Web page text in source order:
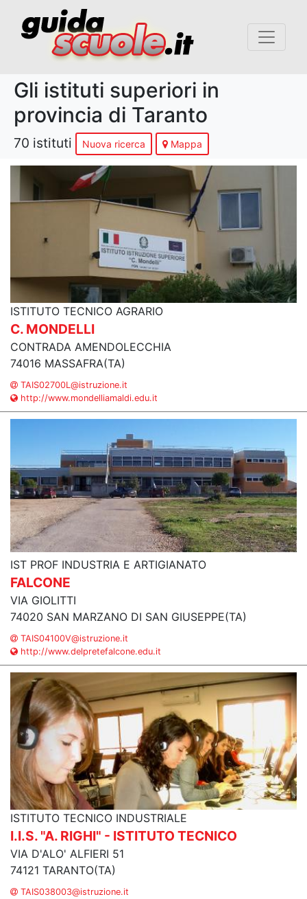
Gli istituti superiori in
provincia di Taranto
70 istituti Nuova ricerca Mappa
ISTITUTO TECNICO AGRARIO
C. MONDELLI
CONTRADA AMENDOLECCHIA
74016 MASSAFRA(TA)
TAIS02700L@istruzione.it
http://www.mondelliamaldi.edu.it
IST PROF INDUSTRIA E ARTIGIANATO
FALCONE
VIA GIOLITTI
74020 SAN MARZANO DI SAN GIUSEPPE(TA)
TAIS04100V@istruzione.it
http://www.delpretefalcone.edu.it
ISTITUTO TECNICO INDUSTRIALE
I.I.S. "A. RIGHI" - ISTITUTO TECNICO
VIA D'ALO' ALFIERI 51
74121 TARANTO(TA)
TAIS038003@istruzione.it